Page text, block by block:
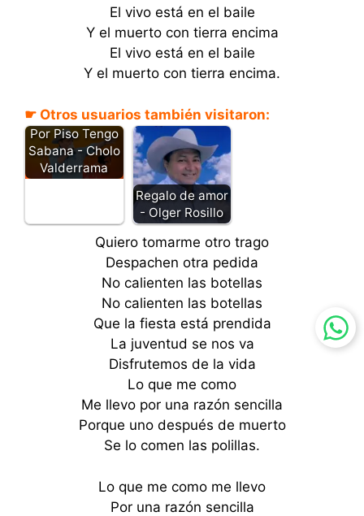
El vivo está en el baile
Y el muerto con tierra encima
El vivo está en el baile
Y el muerto con tierra encima.
☛ Otros usuarios también visitaron:
Por Piso Tengo
Sabana - Cholo
Valderrama
Regalo de amor
- Olger Rosillo
Quiero tomarme otro trago
Despachen otra pedida
No calienten las botellas
No calienten las botellas
Que la fiesta está prendida
La juventud se nos va
Disfrutemos de la vida
Lo que me como
Me llevo por una razón sencilla
Porque uno después de muerto
Se lo comen las polillas.
Lo que me como me llevo
Por una razón sencilla